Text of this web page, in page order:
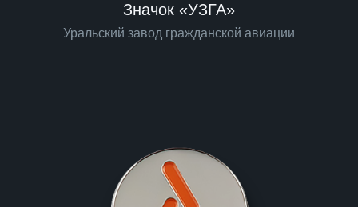
Значок «УЗГА»
Уральский завод гражданской авиации